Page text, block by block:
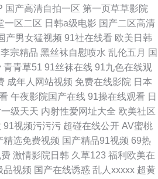
国产高清自拍一区 第一页草草影院
一区二区 日韩a级电影 国产二区高清
产男女猛视频 91社在线看 欧美日韩
宗精品 黑丝袜自慰喷水 乱伦五月 国
青青草51 91丝袜在线 91九色在线观
成年人网站视频 免费在线影院 日本
午夜影院国产在线 91操在线观看 日
级天天 内射性爱网址大全 欧美社区
91视频污污污 超碰在线公开 AV蜜桃
精选免费视频 国产精品91视频 69热
激情影院日韩 久草123 福利欧美在
品视频 国产在线诱惑 乱人xxxxx 超黄